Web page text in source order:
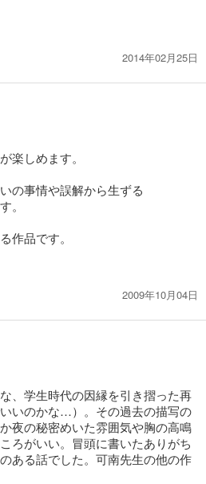
素敵なお話しです。
2014年02月25日
楽しめます。
の事情や誤解から生ずる
。
作品です。
2009年10月04日
、学生時代の因縁を引き摺った再
いのかな…）。その過去の描写の
夜の秘密めいた雰囲気や胸の高鳴
ろがいい。冒頭に書いたありがち
ある話でした。可南先生の他の作